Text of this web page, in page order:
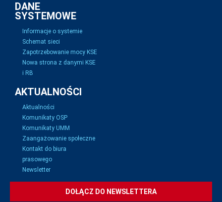
DANE
SYSTEMOWE
Informacje o systemie
Schemat sieci
Zapotrzebowanie mocy KSE
Nowa strona z danymi KSE
i RB
AKTUALNOŚCI
Aktualności
Komunikaty OSP
Komunikaty UMM
Zaangażowanie społeczne
Kontakt do biura
prasowego
Newsletter
DOŁĄCZ DO NEWSLETTERA